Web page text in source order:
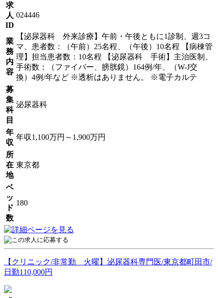
求
人
ID
024446
業
務
内
容
【泌尿器科 外来診療】午前・午後ともに1診制、週3コ
マ、患者数：（午前）25名程、（午後）10名程 【病棟管
理】担当患者数：10名程 【泌尿器科 手術】主治医制、
手術数：（ファイバー、膀胱鏡）164例/年、（W-J交
換）4例/年など ※透析はありません。 ※電子カルテ
募
集
科
目
泌尿器科
年
収
年収1,100万円～1,900万円
所
在
地
東京都
ベ
ッ
ド
数
180
【クリニック/非常勤 火曜】泌尿器科専門医/東京都町田市/
日勤110,000円